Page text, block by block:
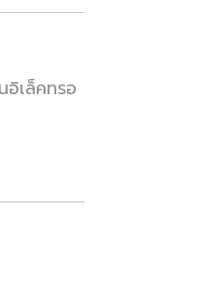
เล็คทรอ